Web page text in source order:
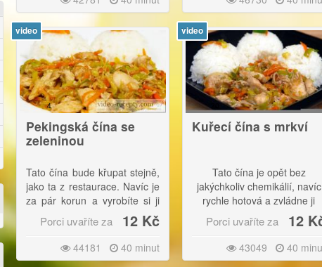
video
4
Pekingská čína se
zeleninou
Tato čína bude křupat stejně,
jako ta z restaurace. Navíc je
za pár korun a vyrobíte si ji
Porci uvaříte za 12 Kč
44181 40 minut
video
Kuřecí čína s mrkví
Tato čína je opět bez
jakýchkoliv chemikálií, navíc
rychle hotová a zvládne ji
Porci uvaříte za 12
43049 40